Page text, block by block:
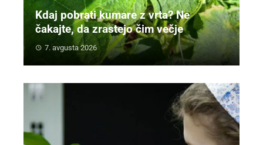
Kdaj pobrati kumare z vrta? Ne
čakajte, da zrastejo čim večje
7. avgusta 2026